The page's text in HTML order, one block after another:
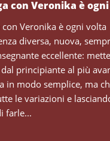
con Veronika è
con Veronika è ogni volta
diversa, nuova,
eccellente:
principiante al più
in modo semplice, ma
le variazioni e
farle...